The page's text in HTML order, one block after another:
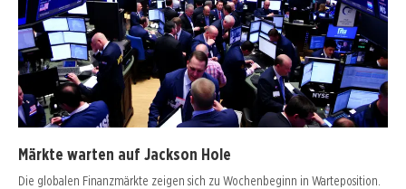
Märkte warten auf Jackson Hole
Die globalen Finanzmärkte zeigen sich zu Wochenbeginn in Warteposition.